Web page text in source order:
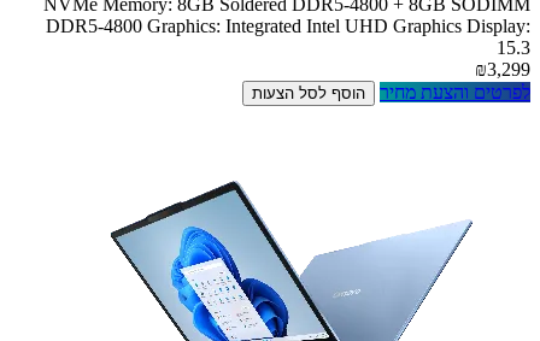
NVMe Memory: 8GB Soldered DDR5-4800 + 8GB SODIMM
DDR5-4800 Graphics: Integrated Intel UHD Graphics Display:
15.3
₪3,299
לפרטים והצעת מחיר
הוסף לסל הצעות